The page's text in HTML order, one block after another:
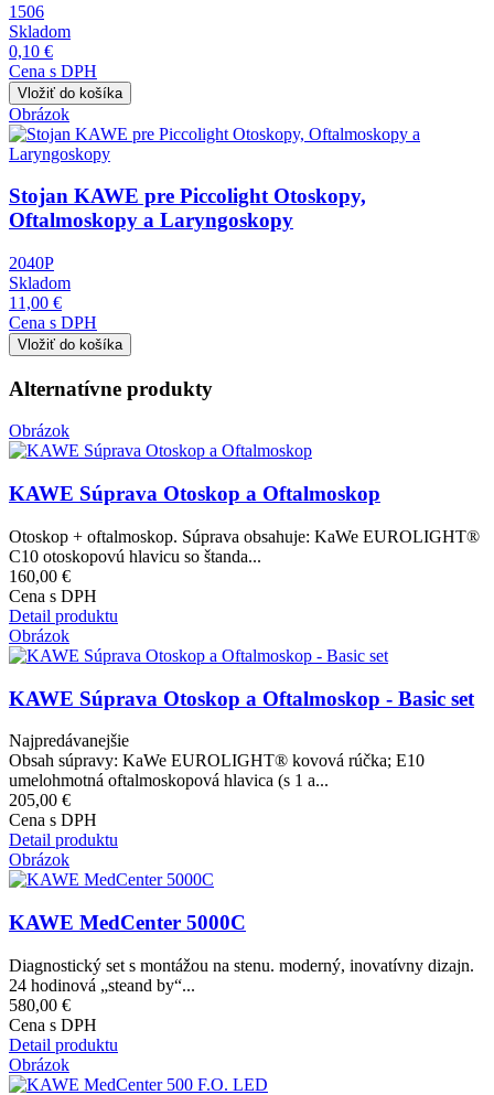
1506
Skladom
0,10 €
Cena s DPH
Obrázok
Stojan KAWE pre Piccolight Otoskopy,
Oftalmoskopy a Laryngoskopy
2040P
Skladom
11,00 €
Cena s DPH
Alternatívne produkty
Obrázok
KAWE Súprava Otoskop a Oftalmoskop
Otoskop + oftalmoskop. Súprava obsahuje: KaWe EUROLIGHT®
C10 otoskopovú hlavicu so štanda...
160,00 €
Cena s DPH
Detail produktu
Obrázok
KAWE Súprava Otoskop a Oftalmoskop - Basic set
Najpredávanejšie
Obsah súpravy: KaWe EUROLIGHT® kovová rúčka; E10
umelohmotná oftalmoskopová hlavica (s 1 a...
205,00 €
Cena s DPH
Detail produktu
Obrázok
KAWE MedCenter 5000C
Diagnostický set s montážou na stenu. moderný, inovatívny dizajn.
24 hodinová „steand by“...
580,00 €
Cena s DPH
Detail produktu
Obrázok